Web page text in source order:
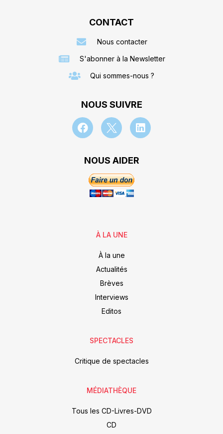
CONTACT
Nous contacter
S'abonner à la Newsletter
Qui sommes-nous ?
NOUS SUIVRE
NOUS AIDER
À LA UNE
À la une
Actualités
Brèves
Interviews
Editos
SPECTACLES
Critique de spectacles
MÉDIATHÈQUE
Tous les CD-Livres-DVD
CD